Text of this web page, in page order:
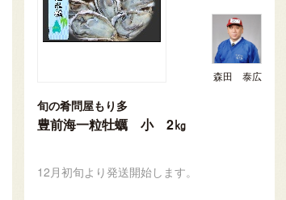
森田 泰広
旬の肴問屋もり多
豊前海一粒牡蠣 小 2㎏
12月初旬より発送開始します。